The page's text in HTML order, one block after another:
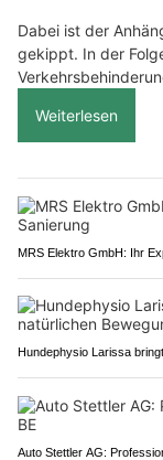
Dabei ist der
gekippt. In der
Weiterlesen
MRS Elektro GmbH: Ihr
Hundephysio Larissa
Auto Stettler AG: